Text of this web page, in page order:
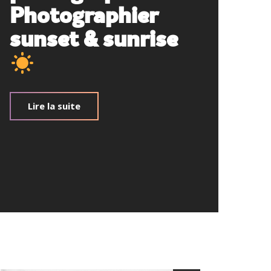
Photographier
sunset & sunrise
Lire la suite